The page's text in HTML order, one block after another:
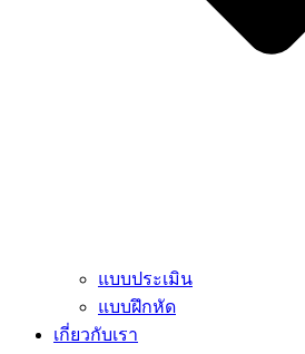
แบบประเมิน
แบบฝึกหัด
เกี่ยวกับเรา